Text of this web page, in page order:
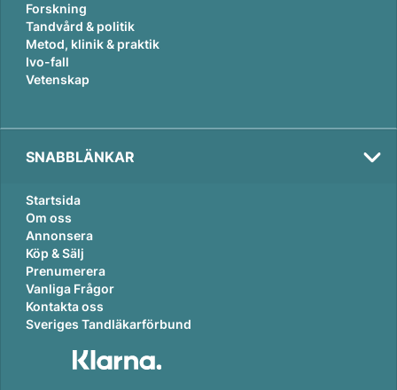
Forskning
Tandvård & politik
Metod, klinik & praktik
Ivo-fall
Vetenskap
SNABBLÄNKAR
Startsida
Om oss
Annonsera
Köp & Sälj
Prenumerera
Vanliga Frågor
Kontakta oss
Sveriges Tandläkarförbund